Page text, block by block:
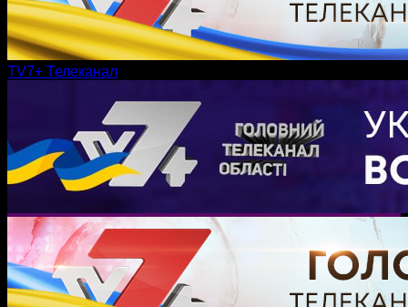
TV7+ Телеканал